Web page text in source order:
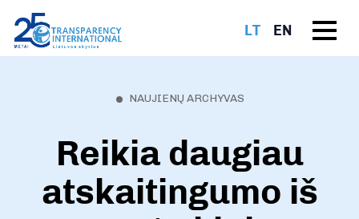
LT EN
NAUJIENŲ ARCHYVAS
Reikia daugiau
atskaitingumo iš